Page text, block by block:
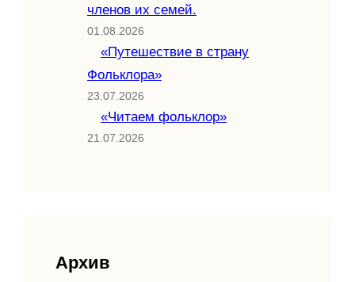
членов их семей.
01.08.2026
«Путешествие в страну
Фольклора»
23.07.2026
«Читаем фольклор»
21.07.2026
Архив